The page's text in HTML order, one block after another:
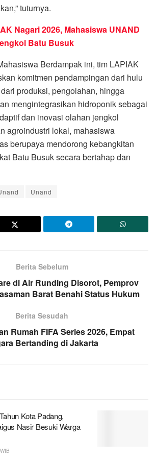
tuturnya.
Nagari 2026, Mahasiswa UNAND
Batu Busuk
Berdampak ini, tim LAPIAK
komitmen pendampingan dari hulu
produksi, pengolahan, hingga
mengintegrasikan hidroponik sebagai
dan inovasi olahan jengkol
agroindustri lokal, mahasiswa
berupaya mendorong kebangkitan
Batu Busuk secara bertahap dan
Unand
Berita Sebelum
di Air Runding Disorot, Pemprov
Barat Benahi Status Hukum
Berita Sesudah
Rumah FIFA Series 2026, Empat
Bertanding di Jakarta
Kota Padang,
Nasir Besuki Warga